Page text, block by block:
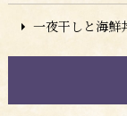
一夜干しと海鮮